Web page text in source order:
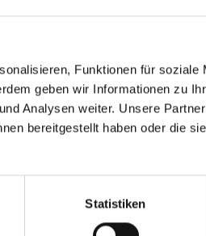
Funktionen für soziale
geben wir Informationen zu
Analysen weiter. Unsere
bereitgestellt haben oder die
Statistiken
einen Monat lang
Pflanzen wertvollen
Auswirkungen das
„Naturbad Untere Au“ eine
wenn sie häufig gemäht, alle